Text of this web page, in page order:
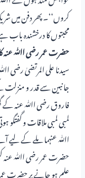
کروں‘‘۔ پھر دفن میں
محبتوں کا درخشندہ باب
حضرت عمر رضی اﷲ عنہ
سیدنا علی المرتضیٰ رضی
جانبین سے قدر و منزلت
فاروق رضی اﷲ عنہ کے گھر
لمبی لمبی ملاقات و
اﷲ عنہما ملے کے لیے
حضرت عمر رضی اﷲ عنہ
علم ہو جانے پر حضرت